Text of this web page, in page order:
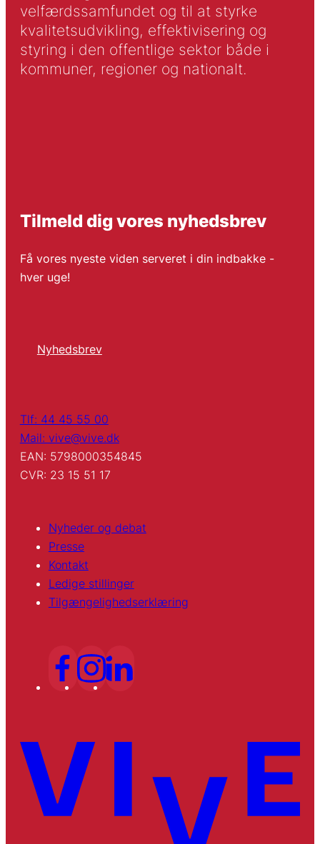
velfærdssamfundet og til at styrke
kvalitetsudvikling, effektivisering og
styring i den offentlige sektor både i
kommuner, regioner og nationalt.
Tilmeld dig vores nyhedsbrev
Få vores nyeste viden serveret i din indbakke -
hver uge!
Nyhedsbrev
Tlf: 44 45 55 00
Mail: vive@vive.dk
EAN: 5798000354845
CVR: 23 15 51 17
Nyheder og debat
Presse
Kontakt
Ledige stillinger
Tilgængelighedserklæring